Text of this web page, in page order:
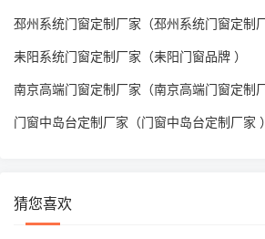
耒阳系统门窗定制厂家（耒阳门窗品牌 ）
门窗中岛台定制厂家（门窗中岛台定制厂家 ）
猜您喜欢